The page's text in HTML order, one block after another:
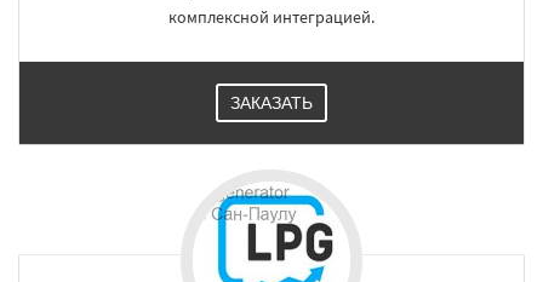
комплексной интеграцией.
ЗАКАЗАТЬ